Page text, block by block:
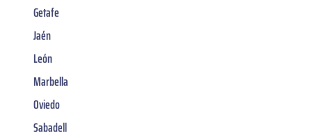
Getafe
Jaén
León
Marbella
Oviedo
Sabadell